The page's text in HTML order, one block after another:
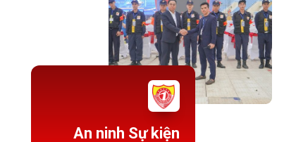
An ninh Sự kiện